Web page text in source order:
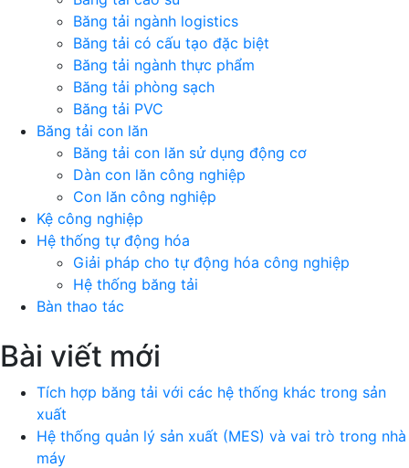
Băng tải ngành logistics
Băng tải có cấu tạo đặc biệt
Băng tải ngành thực phẩm
Băng tải phòng sạch
Băng tải PVC
Băng tải con lăn
Băng tải con lăn sử dụng động cơ
Dàn con lăn công nghiệp
Con lăn công nghiệp
Kệ công nghiệp
Hệ thống tự động hóa
Giải pháp cho tự động hóa công nghiệp
Hệ thống băng tải
Bàn thao tác
Bài viết mới
Tích hợp băng tải với các hệ thống khác trong sản
xuất
Hệ thống quản lý sản xuất (MES) và vai trò trong nhà
máy